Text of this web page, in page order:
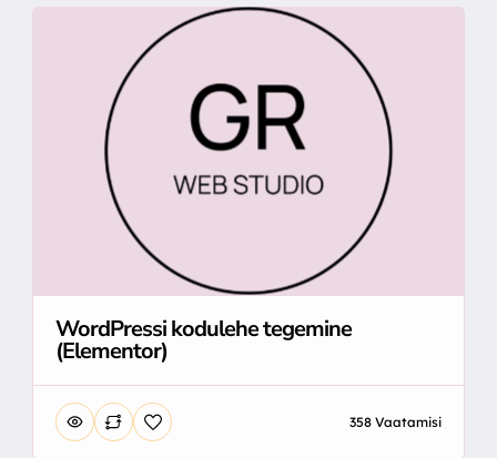
WordPressi kodulehe tegemine
(Elementor)
358 Vaatamisi